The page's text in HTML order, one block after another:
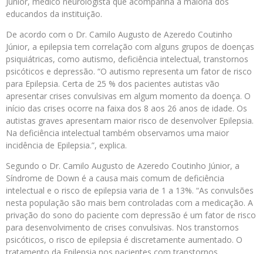
educandos da instituição.
De acordo com o Dr. Camilo Augusto de Azeredo Coutinho
Júnior, a epilepsia tem correlação com alguns grupos de doenças
psiquiátricas, como autismo, deficiência intelectual, transtornos
psicóticos e depressão. “O autismo representa um fator de risco
para Epilepsia. Certa de 25 % dos pacientes autistas vão
apresentar crises convulsivas em algum momento da doença. O
início das crises ocorre na faixa dos 8 aos 26 anos de idade. Os
autistas graves apresentam maior risco de desenvolver Epilepsia.
Na deficiência intelectual também observamos uma maior
incidência de Epilepsia.”, explica.
Segundo o Dr. Camilo Augusto de Azeredo Coutinho Júnior, a
Síndrome de Down é a causa mais comum de deficiência
intelectual e o risco de epilepsia varia de 1 a 13%. “As convulsões
nesta população são mais bem controladas com a medicação. A
privação do sono do paciente com depressão é um fator de risco
para desenvolvimento de crises convulsivas. Nos transtornos
psicóticos, o risco de epilepsia é discretamente aumentado. O